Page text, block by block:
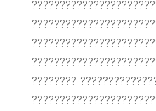
????????